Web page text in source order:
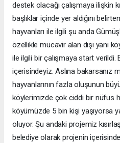
destek olacağı çalışmaya ilişkin
başlıklar içinde yer aldığını
hayvanları ile ilgili şu anda
özellikle mücavir alan dışı yani
ile ilgili bir çalışmaya start verildi.
içerisindeyiz. Aslına bakarsanız
hayvanlarının fazla oluşunun
köylerimizde çok ciddi bir nüfus
köyümüzde 5 bin kişi yaşıyorsa
oluyor. Şu andaki projemiz
belediye olarak projenin